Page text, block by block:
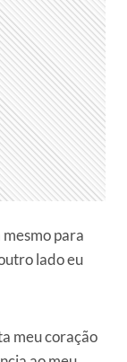
para
lado eu
meu coração